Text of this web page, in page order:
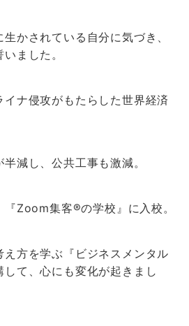
かされている自分に気づき、
ました。
ナ侵攻がもたらした世界経済
減し、公共工事も激減。
Zoom集客®︎の学校』に入校。
え方を学ぶ『ビジネスメンタル
て、心にも変化が起きまし